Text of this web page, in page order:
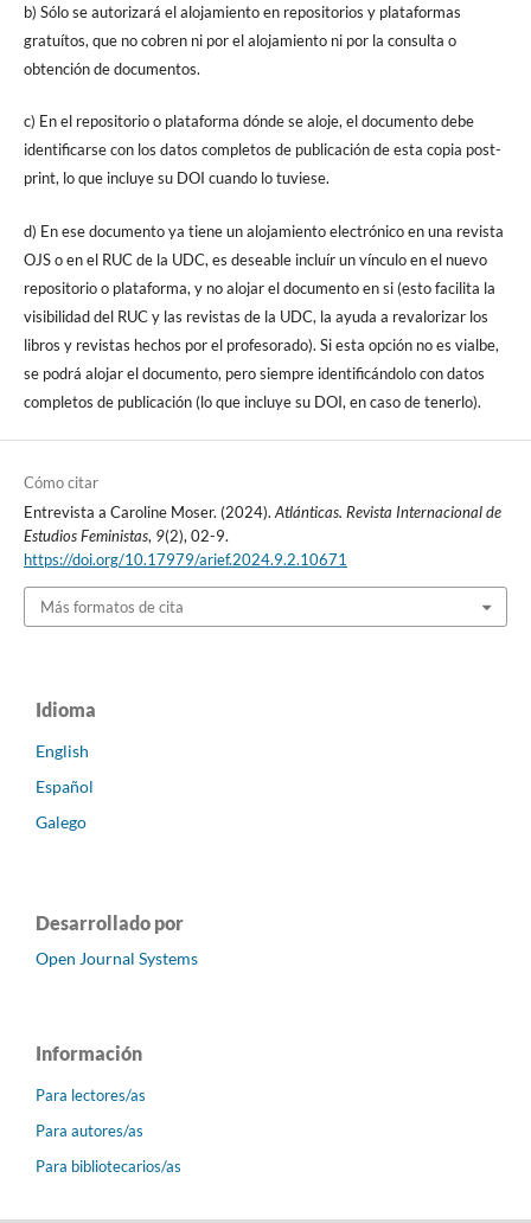
b) Sólo se autorizará el alojamiento en repositorios y plataformas
gratuítos, que no cobren ni por el alojamiento ni por la consulta o
obtención de documentos.
c) En el repositorio o plataforma dónde se aloje, el documento debe
identificarse con los datos completos de publicación de esta copia post-
print, lo que incluye su DOI cuando lo tuviese.
d) En ese documento ya tiene un alojamiento electrónico en una revista
OJS o en el RUC de la UDC, es deseable incluír un vínculo en el nuevo
repositorio o plataforma, y no alojar el documento en si (esto facilita la
visibilidad del RUC y las revistas de la UDC, la ayuda a revalorizar los
libros y revistas hechos por el profesorado). Si esta opción no es vialbe,
se podrá alojar el documento, pero siempre identificándolo con datos
completos de publicación (lo que incluye su DOI, en caso de tenerlo).
Cómo citar
Entrevista a Caroline Moser. (2024). Atlánticas. Revista Internacional de
Estudios Feministas, 9(2), 02-9.
https://doi.org/10.17979/arief.2024.9.2.10671
Más formatos de cita
Idioma
English
Español
Galego
Desarrollado por
Open Journal Systems
Información
Para lectores/as
Para autores/as
Para bibliotecarios/as